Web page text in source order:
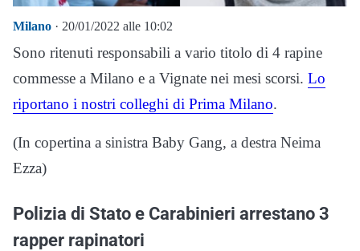
Milano · 20/01/2022 alle 10:02
Sono ritenuti responsabili a vario titolo di 4 rapine
commesse a Milano e a Vignate nei mesi scorsi. Lo
riportano i nostri colleghi di Prima Milano.
(In copertina a sinistra Baby Gang, a destra Neima
Ezza)
Polizia di Stato e Carabinieri arrestano 3
rapper rapinatori